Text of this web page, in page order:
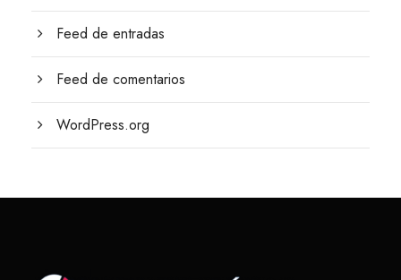
Feed de entradas
Feed de comentarios
WordPress.org